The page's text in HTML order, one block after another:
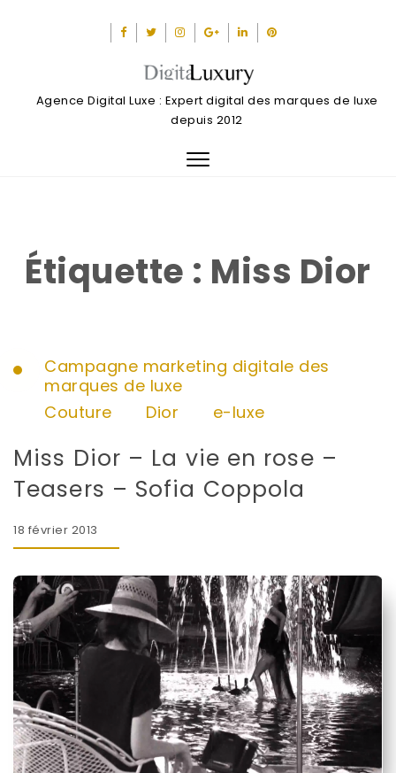
Agence Digital Luxe : Expert digital des marques de luxe
depuis 2012
Toggle
Étiquette : Miss Dior
Campagne marketing digitale des
marques de luxe
Couture
Dior e-luxe
Miss Dior – La vie en rose –
Teasers – Sofia Coppola
18 février 2013